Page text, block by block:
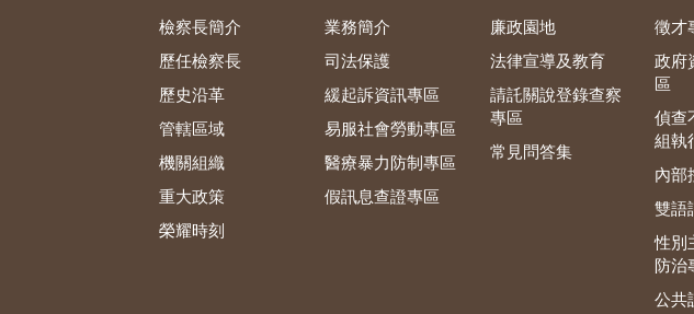
檢察長簡介
歷任檢察長
歷史沿革
管轄區域
機關組織
重大政策
榮耀時刻
業務簡介
司法保護
緩起訴資訊專區
易服社會勞動專區
醫療暴力防制專區
假訊息查證專區
廉政園地
法律宣導及教育
請託關說登錄查察
專區
常見問答集
徵才
政府
區
偵查
組執
內部
雙語
性別
防治
公共